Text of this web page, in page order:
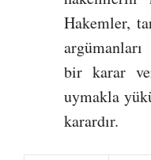
Hakemler,
bir karar
uymakla
karardır.